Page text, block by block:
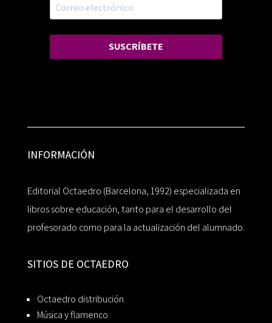
SUSCRÍBETE
INFORMACIÓN
Editorial Octaedro (Barcelona, 1992) especializada en
libros sobre educación, tanto para el desarrollo del
profesorado como para la actualización del alumnado.
SITIOS DE OCTAEDRO
Octaedro distribución
Música y flamenco